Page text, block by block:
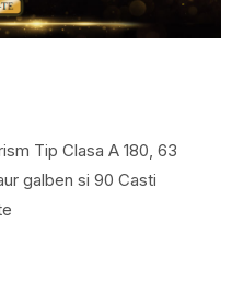
Tip Clasa A 180, 63
galben si 90 Casti